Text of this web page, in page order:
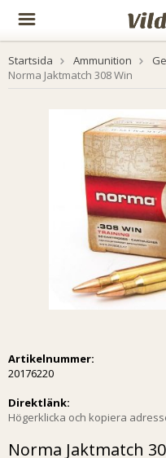
Startsida Ammunition
Norma Jaktmatch 308 Win
Artikelnummer:
20176220
Direktlänk:
Högerklicka och kopiera
Norma Jaktmatch